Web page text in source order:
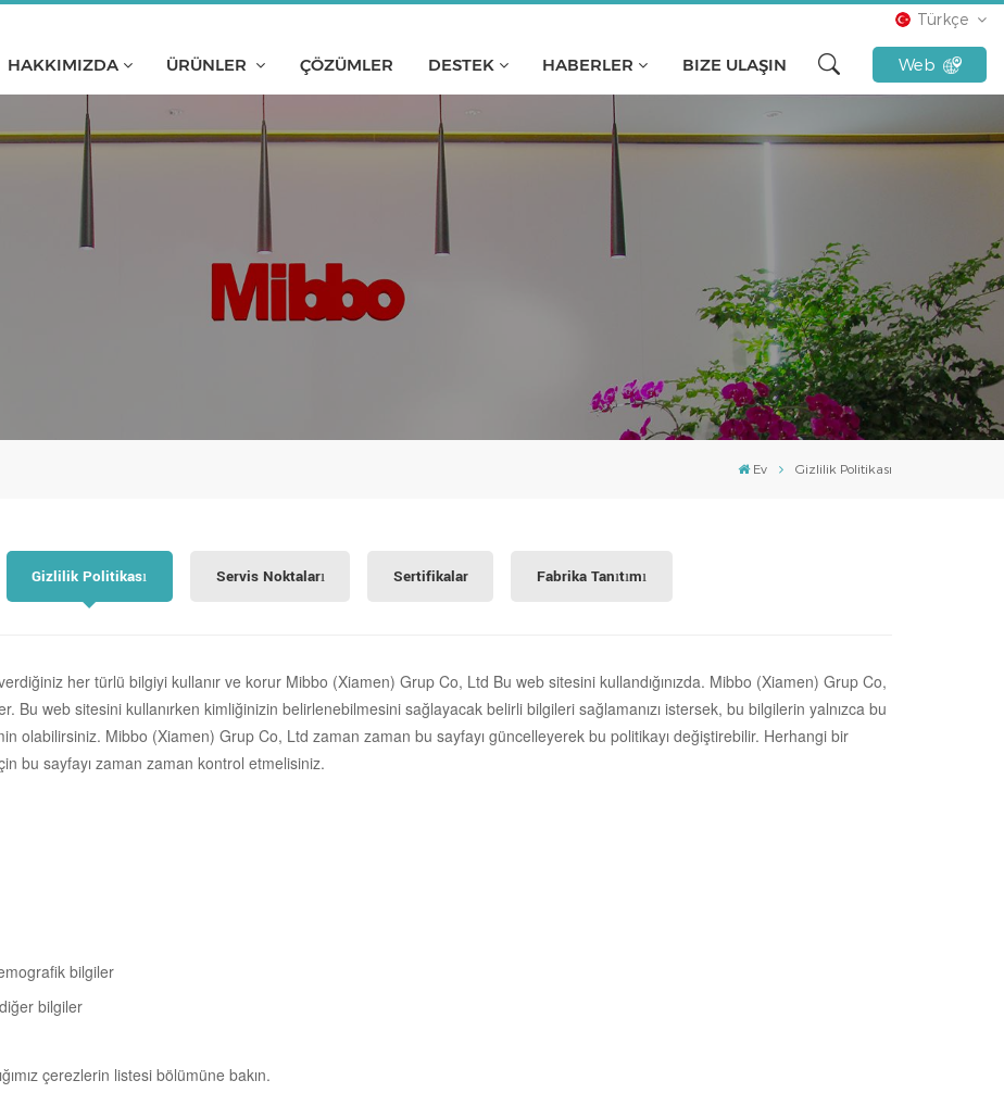
Türkçe
español
Türkçe
Tiếng Việt
Indonesia
HAKKIMIZDA ÜRÜNLER ÇÖZÜMLER DESTEK HABERLER BIZE ULAŞIN Web
Ev Gizlilik Politikası
Gizlilik Politikası Servis Noktaları Sertifikalar Fabrika Tanıtımı
her türlü bilgiyi kullanır ve korur Mibbo (Xiamen) Grup Co, Ltd Bu web sitesini kullandığınızda. Mibbo (Xiamen) Grup Co,
Bu web sitesini kullanırken kimliğinizin belirlenebilmesini sağlayacak belirli bilgileri sağlamanızı istersek, bu bilgilerin yalnızca bu
olabilirsiniz. Mibbo (Xiamen) Grup Co, Ltd zaman zaman bu sayfayı güncelleyerek bu politikayı değiştirebilir. Herhangi bir
bu sayfayı zaman zaman kontrol etmelisiniz.
bilgiler
bilgiler
çerezlerin listesi bölümüne bakın.